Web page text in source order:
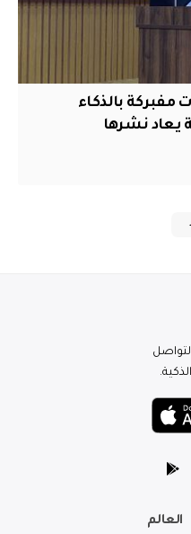
مفبركة بالذكاء
يعاد نشرها
العالم